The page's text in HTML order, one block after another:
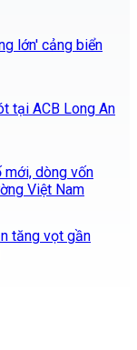
lớn' cảng biển
tại ACB Long An
mới, dòng vốn
Việt Nam
tăng vọt gần